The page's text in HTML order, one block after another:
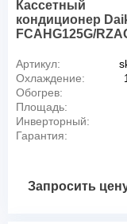
Кассетный
кондиционер
FCAHG125G/
Артикул:
Охлаждение:
Обогрев:
Площадь:
Инверторный:
Гарантия:
Запросить